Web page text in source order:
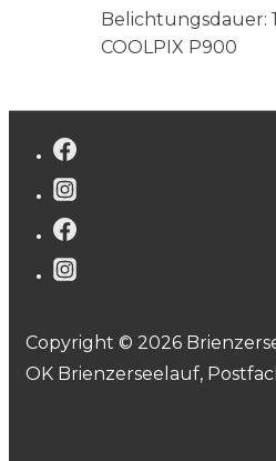
Belichtungsdauer:
COOLPIX P900
Copyright © 2026
OK Brienzerseelauf,